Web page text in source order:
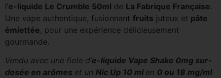
l’e-liquide Le Crumble 50ml de La Fabrique Française.
Une vape authentique, fusionnant fruits juteux et pâte
émiettée, pour une expérience délicieusement
gourmande.
Vendu avec une fiole d’e-liquide Vape Shake 0mg sur-
dosée en arômes et un Nic Up 10 ml en 0 ou 18 mg/ml